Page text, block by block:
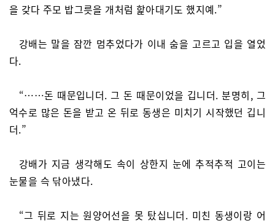
을 갖다 주모 밥그릇을 개처럼 핥아대기도 했지예.”
강배는 말을 잠깐 멈추었다가 이내 숨을 고르고 입을 열었
다.
“……돈 때문입니더. 그 돈 때문이었을 깁니더. 분명히, 그
억수로 많은 돈을 받고 온 뒤로 동생은 미치기 시작했던 깁니
더.”
강배가 지금 생각해도 속이 상한지 눈에 추적추적 고이는
눈물을 슥 닦아냈다.
“그 뒤로 지는 원양어선을 못 탔십니더. 미친 동생이랑 어